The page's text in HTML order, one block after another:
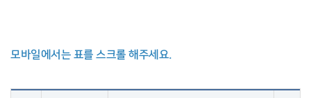
모바일에서는 표를 스크롤 해주세요.